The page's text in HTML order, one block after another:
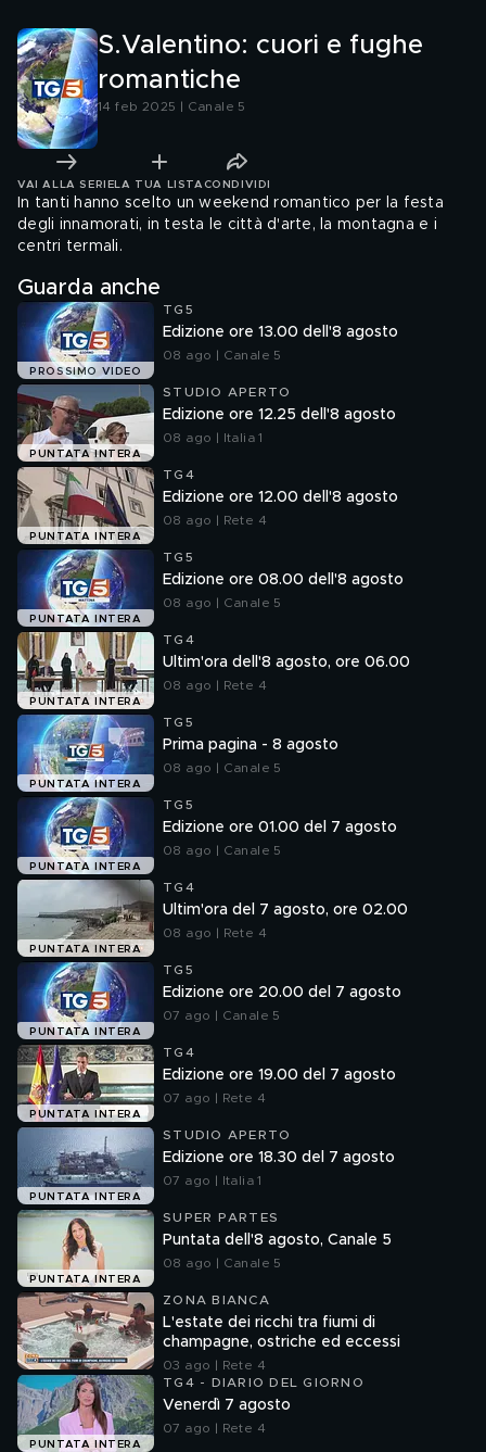
S.Valentino: cuori e fughe
romantiche
14 feb 2025 | Canale 5
VAI ALLA SERIE LA TUA LISTA CONDIVIDI
In tanti hanno scelto un weekend romantico per la festa
degli innamorati, in testa le città d'arte, la montagna e i
centri termali.
Guarda anche
PROSSIMO VIDEO
TG5
Edizione ore 13.00 dell'8 agosto
08 ago | Canale 5
PUNTATA INTERA
STUDIO APERTO
Edizione ore 12.25 dell'8 agosto
08 ago | Italia 1
PUNTATA INTERA
TG4
Edizione ore 12.00 dell'8 agosto
08 ago | Rete 4
PUNTATA INTERA
TG5
Edizione ore 08.00 dell'8 agosto
08 ago | Canale 5
PUNTATA INTERA
TG4
Ultim'ora dell'8 agosto, ore 06.00
08 ago | Rete 4
PUNTATA INTERA
TG5
Prima pagina - 8 agosto
08 ago | Canale 5
PUNTATA INTERA
TG5
Edizione ore 01.00 del 7 agosto
08 ago | Canale 5
PUNTATA INTERA
TG4
Ultim'ora del 7 agosto, ore 02.00
08 ago | Rete 4
PUNTATA INTERA
TG5
Edizione ore 20.00 del 7 agosto
07 ago | Canale 5
PUNTATA INTERA
TG4
Edizione ore 19.00 del 7 agosto
07 ago | Rete 4
PUNTATA INTERA
STUDIO APERTO
Edizione ore 18.30 del 7 agosto
07 ago | Italia 1
PUNTATA INTERA
SUPER PARTES
Puntata dell'8 agosto, Canale 5
08 ago | Canale 5
ZONA BIANCA
L'estate dei ricchi tra fiumi di
champagne, ostriche ed eccessi
03 ago | Rete 4
PUNTATA INTERA
TG4 - DIARIO DEL GIORNO
Venerdì 7 agosto
07 ago | Rete 4